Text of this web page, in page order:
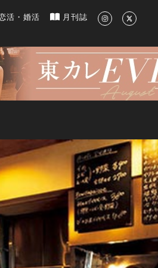
ルメ、洗練されたライフスタイル情報
活・婚活 月刊誌